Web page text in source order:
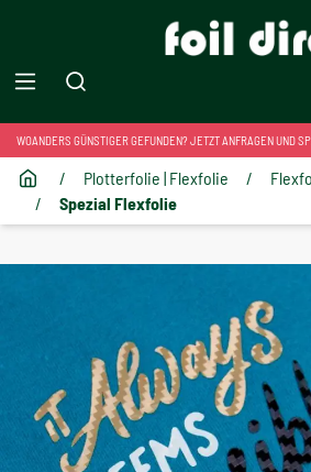
WOANDERS GÜNSTIGER GEFUNDEN? JETZT ANFRAGEN UND
/ Plotterfolie | Flexfolie /
/
Spezial Flexfolie